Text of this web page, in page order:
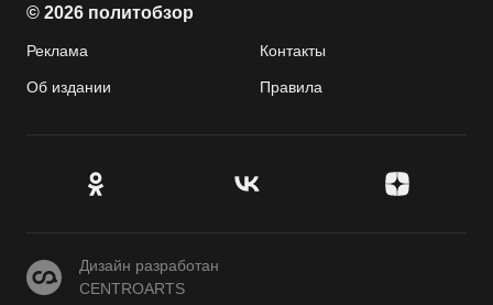
© 2026 политобзор
Реклама Контакты
Об издании Правила
CENTROARTS